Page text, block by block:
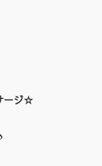
ージ☆